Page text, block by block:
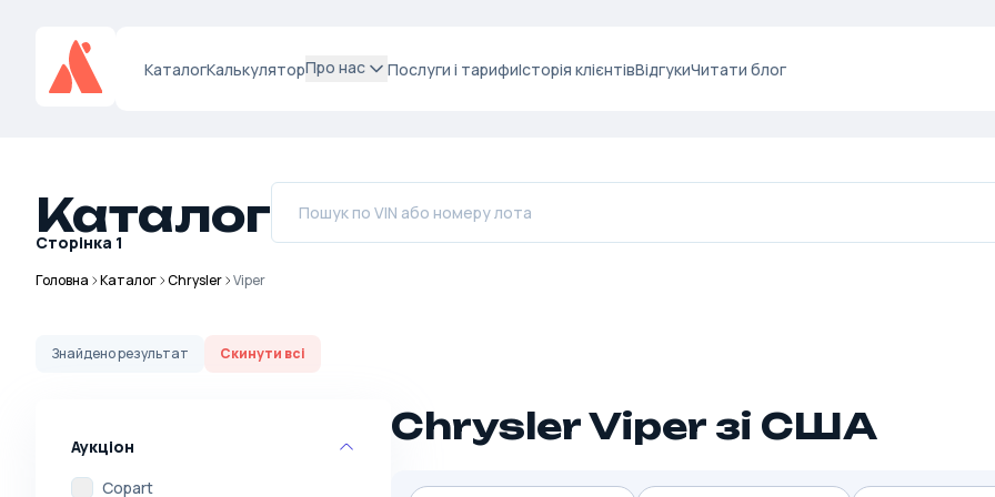
КаталогКалькуляторПро нас Послуги і тарифиІсторія клієнтівВідгукиЧитати блог
Каталог
Сторінка 1
Головна Каталог Chrysler Viper
Знайденорезультат Скинути всі
Аукціон
Copart
Chrysler Viper зі США